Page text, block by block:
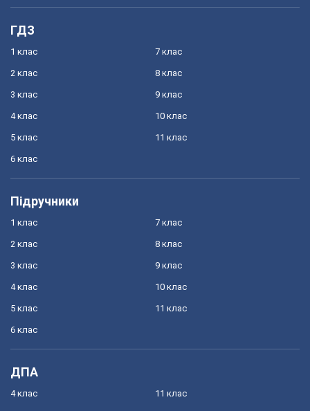
ГДЗ
1 клас
2 клас
3 клас
4 клас
5 клас
6 клас
7 клас
8 клас
9 клас
10 клас
11 клас
Підручники
1 клас
2 клас
3 клас
4 клас
5 клас
6 клас
7 клас
8 клас
9 клас
10 клас
11 клас
ДПА
4 клас 11 клас